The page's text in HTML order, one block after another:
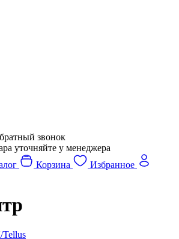
звонок
уточняйте у менеджера
Корзина
Избранное